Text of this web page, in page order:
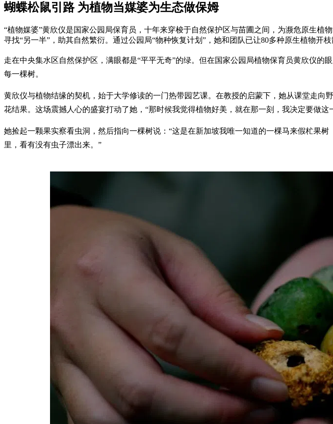
蝴蝶松鼠引路 为植物当媒婆为生态做保姆
“植物媒婆”黄欣仪是国家公园局保育员，十年来穿梭于自然保护区与苗圃之间，为濒危原生
寻找“另一半”，助其自然繁衍。通过公园局“物种恢复计划”，她和团队已让80多种原生植物开枝
走在中央集水区自然保护区，满眼都是“平平无奇”的绿。但在国家公园局植物保育员黄欣仪
每一棵树。
黄欣仪与植物结缘的契机，始于大学修读的一门热带园艺课。在教授的启蒙下，她从课堂走向
花结果。这场震撼人心的盛宴打动了她，“那时候我觉得植物好美，就在那一刻，我决定要做这
她捡起一颗果实察看虫洞，然后指向一棵树说：“这是在新加坡我唯一知道的一棵马来假杧果
里，看有没有虫子漂出来。”